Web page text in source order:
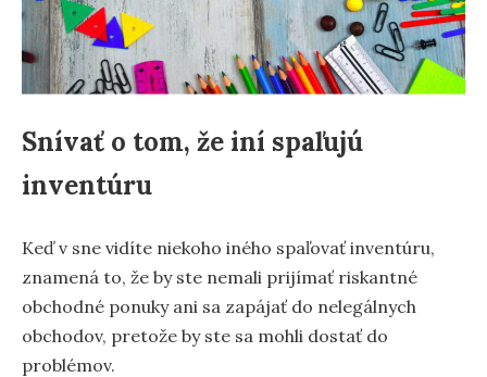
Snívať o tom, že iní spaľujú
inventúru
Keď v sne vidíte niekoho iného spaľovať inventúru,
znamená to, že by ste nemali prijímať riskantné
obchodné ponuky ani sa zapájať do nelegálnych
obchodov, pretože by ste sa mohli dostať do
problémov.